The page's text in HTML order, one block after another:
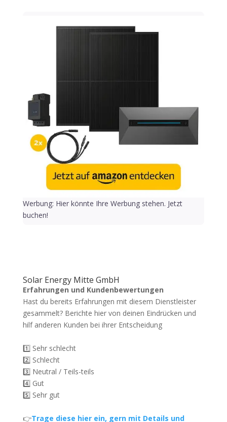
Werbung: Hier könnte Ihre Werbung stehen. Jetzt
buchen!
Solar Energy Mitte GmbH
Erfahrungen und Kundenbewertungen
Hast du bereits Erfahrungen mit diesem Dienstleister
gesammelt? Berichte hier von deinen Eindrücken und
hilf anderen Kunden bei ihrer Entscheidung
1️⃣ Sehr schlecht
2️⃣ Schlecht
3️⃣ Neutral / Teils-teils
4️⃣ Gut
5️⃣ Sehr gut
👉Trage diese hier ein, gern mit Details und